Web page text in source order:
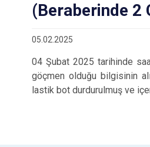
(Beraberinde 2
05.02.2025
04 Şubat 2025 tarihinde
göçmen olduğu bilgisinin
lastik bot durdurulmuş ve